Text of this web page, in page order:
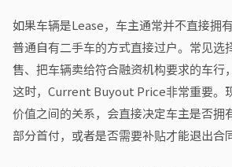
如果车辆是Lease，车主通常并不直接拥
普通自有二手车的方式直接过户。常见选
售、把车辆卖给符合融资机构要求的车行
这时，Current Buyout Price非常重要。
价值之间的关系，会直接决定车主是否拥
部分首付，或者是否需要补贴才能退出合